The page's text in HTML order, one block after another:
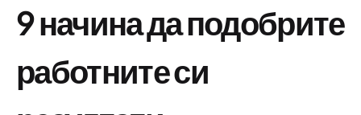
9 начина да подобрите
работните си